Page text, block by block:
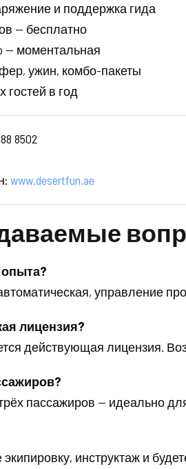
и поддержка гида
— бесплатно
— моментальная
ужин, комбо-пакеты
гостей в год
8502
www.desertfun.ae
управление
лицензия?
действующая лицензия.
пассажиров — идеально
инструктаж и